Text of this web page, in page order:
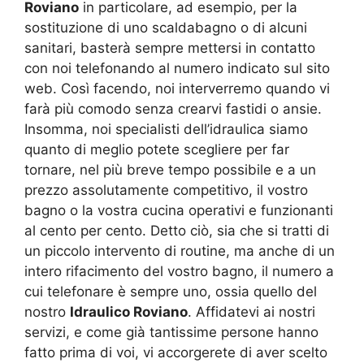
Roviano in particolare, ad esempio, per la
sostituzione di uno scaldabagno o di alcuni
sanitari, basterà sempre mettersi in contatto
con noi telefonando al numero indicato sul sito
web. Così facendo, noi interverremo quando vi
farà più comodo senza crearvi fastidi o ansie.
Insomma, noi specialisti dell’idraulica siamo
quanto di meglio potete scegliere per far
tornare, nel più breve tempo possibile e a un
prezzo assolutamente competitivo, il vostro
bagno o la vostra cucina operativi e funzionanti
al cento per cento. Detto ciò, sia che si tratti di
un piccolo intervento di routine, ma anche di un
intero rifacimento del vostro bagno, il numero a
cui telefonare è sempre uno, ossia quello del
nostro Idraulico Roviano. Affidatevi ai nostri
servizi, e come già tantissime persone hanno
fatto prima di voi, vi accorgerete di aver scelto